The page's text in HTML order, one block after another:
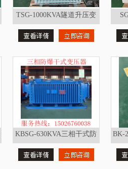
TSG-1000KVA隧道升压变
压器 光伏变压器
KBSG-630KVA三相干式防
爆变压器矿用变压器
BK-
器